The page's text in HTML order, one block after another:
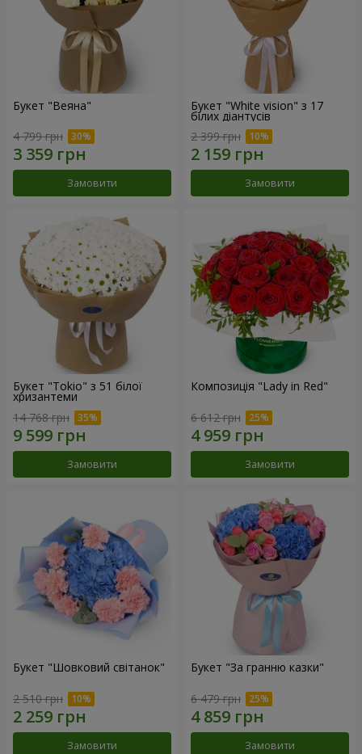
Букет "Веяна"
4 799 грн
Замовити
Букет "White vision" з 17
білих діантусів
2 399 грн
Замовити
Букет "Tokio" з 51 білої
хризантеми
14 768 грн
Замовити
Композиція "Lady in Red"
6 612 грн
Замовити
Букет "Шовковий світанок"
2 510 грн
Замовити
Букет "За гранню казки"
6 479 грн
Замовити